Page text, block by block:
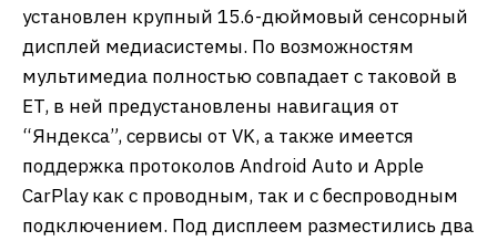
установлен крупный 15.6-дюймовый сенсорный
дисплей медиасистемы. По возможностям
мультимедиа полностью совпадает с таковой в
ET, в ней предустановлены навигация от
“Яндекса”, сервисы от VK, а также имеется
поддержка протоколов Android Auto и Apple
CarPlay как с проводным, так и с беспроводным
подключением. Под дисплеем разместились два